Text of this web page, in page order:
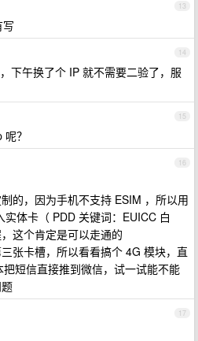
13
14
下午换了个 IP 就不需要二验了，服
15
？
16
的，因为手机不支持 ESIM ，所以用
体卡（ PDD 关键词：EUICC 白
这个肯定是可以走通的
张卡槽，所以看看搞个 4G 模块，直
短信直接推到微信，试一试能不能
17